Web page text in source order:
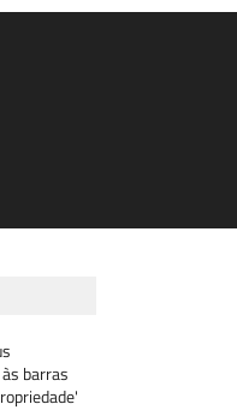
barras